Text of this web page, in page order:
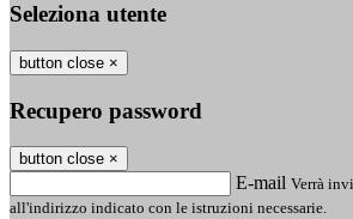
Seleziona utente
button close ×
Recupero password
button close ×
E-mail Verrà
all'indirizzo indicato con le istruzioni necessarie.